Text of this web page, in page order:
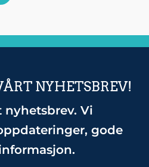
NYHETSBREV!
nyhetsbrev. Vi
gode